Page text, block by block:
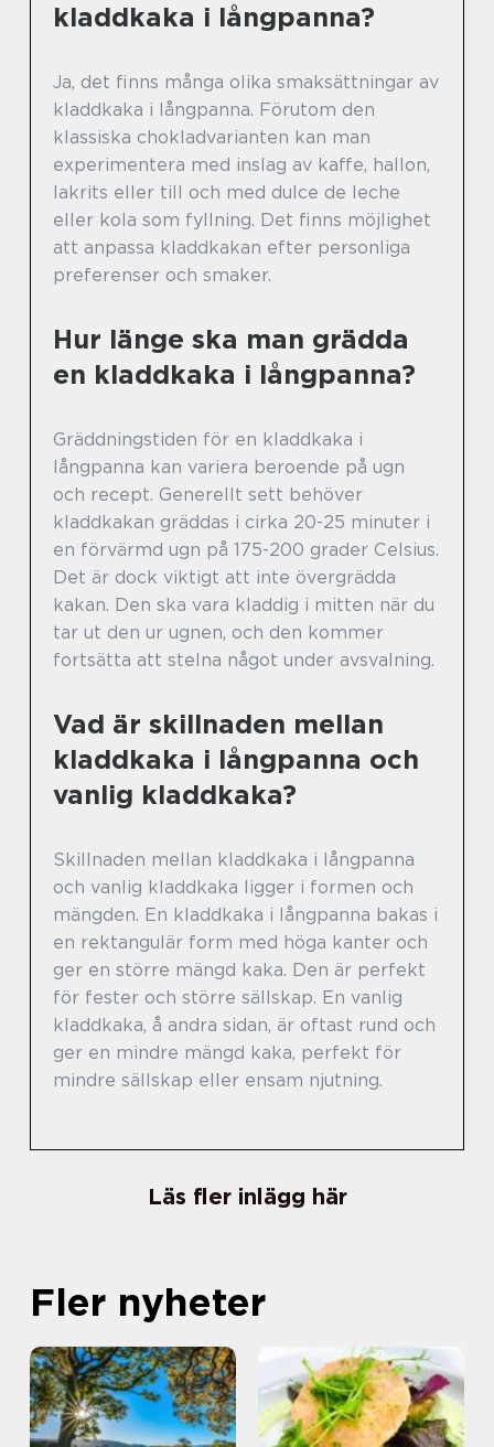
kladdkaka i långpanna?
Ja, det finns många olika smaksättningar av
kladdkaka i långpanna. Förutom den
klassiska chokladvarianten kan man
experimentera med inslag av kaffe, hallon,
lakrits eller till och med dulce de leche
eller kola som fyllning. Det finns möjlighet
att anpassa kladdkakan efter personliga
preferenser och smaker.
Hur länge ska man grädda
en kladdkaka i långpanna?
Gräddningstiden för en kladdkaka i
långpanna kan variera beroende på ugn
och recept. Generellt sett behöver
kladdkakan gräddas i cirka 20-25 minuter i
en förvärmd ugn på 175-200 grader Celsius.
Det är dock viktigt att inte övergrädda
kakan. Den ska vara kladdig i mitten när du
tar ut den ur ugnen, och den kommer
fortsätta att stelna något under avsvalning.
Vad är skillnaden mellan
kladdkaka i långpanna och
vanlig kladdkaka?
Skillnaden mellan kladdkaka i långpanna
och vanlig kladdkaka ligger i formen och
mängden. En kladdkaka i långpanna bakas i
en rektangulär form med höga kanter och
ger en större mängd kaka. Den är perfekt
för fester och större sällskap. En vanlig
kladdkaka, å andra sidan, är oftast rund och
ger en mindre mängd kaka, perfekt för
mindre sällskap eller ensam njutning.
Läs fler inlägg här
Fler nyheter